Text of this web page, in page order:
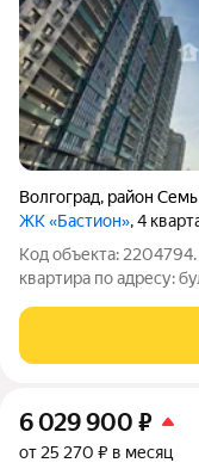
Волгоград, район
ЖК «Бастион», 4
Код объекта:
квартира по адресу:
общая 45.00 (с
17.5 кв. метров.
6 029 900 ₽
от 25 270 ₽ в месяц